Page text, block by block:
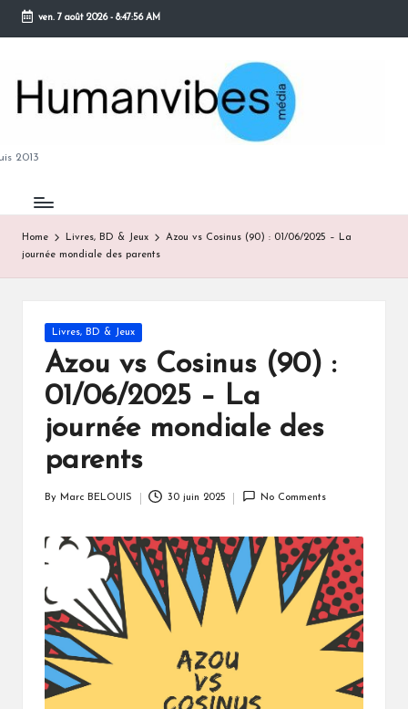
Skip
content
ven. 7 août 2026- 8:47:56 AM
2013
Home Livres, BD & Jeux
Azou vs Cosinus (90) : 01/06/2025 – La
journée mondiale des parents
Posted
Livres, BD & Jeux
Azou vs Cosinus (90) :
01/06/2025 – La
journée mondiale des
parents
By Marc BELOUIS 30 juin 2025 No Comments